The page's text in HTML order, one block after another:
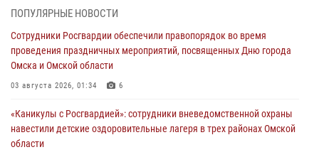
тренировка по управлению беспилотниками (видео)
30 июля 2026, 04:39 2
Росгвардия обеспечила безопасность уникального передвижного
29 июля 2026, 01:49
Росгвардейцы приняли участие в крестном ходе в День крещения
ПОПУЛЯРНЫЕ НОВОСТИ
Сотрудники Росгвардии обеспечили правопорядок во время
проведения праздничных мероприятий, посвященных Дню города
Омска и Омской области
03 августа 2026, 01:34 6
«Каникулы с Росгвардией»: сотрудники вневедомственной охраны
навестили детские оздоровительные лагеря в трех районах Омской
области